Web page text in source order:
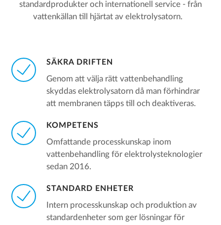
standardprodukter och internationell service - från
vattenkällan till hjärtat av elektrolysatorn.
SÄKRA DRIFTEN
Genom att välja rätt vattenbehandling
skyddas elektrolysatorn då man förhindrar
att membranen täpps till och deaktiveras.
KOMPETENS
Omfattande processkunskap inom
vattenbehandling för elektrolysteknologier
sedan 2016.
STANDARD ENHETER
Intern processkunskap och produktion av
standardenheter som ger lösningar för